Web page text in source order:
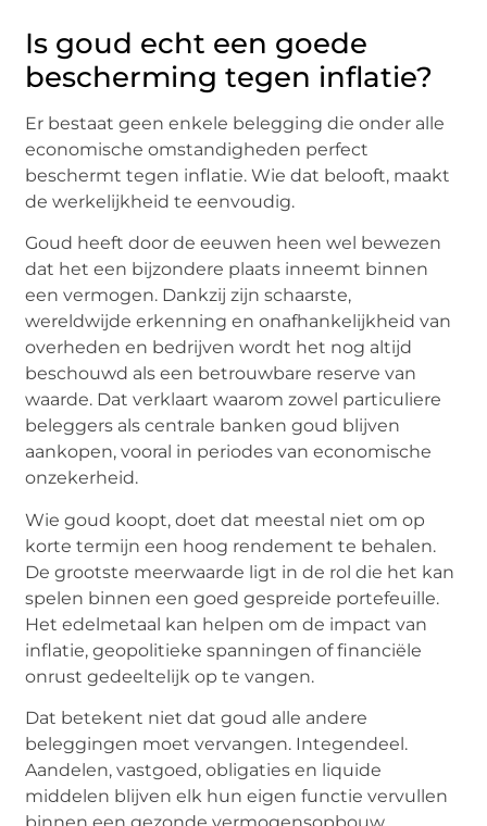
Is goud echt een goede
bescherming tegen inflatie?
Er bestaat geen enkele belegging die onder alle
economische omstandigheden perfect
beschermt tegen inflatie. Wie dat belooft, maakt
de werkelijkheid te eenvoudig.
Goud heeft door de eeuwen heen wel bewezen
dat het een bijzondere plaats inneemt binnen
een vermogen. Dankzij zijn schaarste,
wereldwijde erkenning en onafhankelijkheid van
overheden en bedrijven wordt het nog altijd
beschouwd als een betrouwbare reserve van
waarde. Dat verklaart waarom zowel particuliere
beleggers als centrale banken goud blijven
aankopen, vooral in periodes van economische
onzekerheid.
Wie goud koopt, doet dat meestal niet om op
korte termijn een hoog rendement te behalen.
De grootste meerwaarde ligt in de rol die het kan
spelen binnen een goed gespreide portefeuille.
Het edelmetaal kan helpen om de impact van
inflatie, geopolitieke spanningen of financiële
onrust gedeeltelijk op te vangen.
Dat betekent niet dat goud alle andere
beleggingen moet vervangen. Integendeel.
Aandelen, vastgoed, obligaties en liquide
middelen blijven elk hun eigen functie vervullen